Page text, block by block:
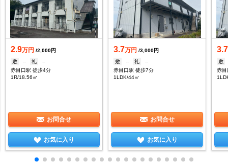
2.9万円 /2,000円
敷
-- 礼
--
赤目口駅 徒歩4分
1R/18.56㎡
お問合せ
お気に入り
3.7万円 /3,000円
敷
-- 礼
--
赤目口駅 徒歩7分
1LDK/44㎡
お問合せ
お気に入り
3.7
敷
赤目